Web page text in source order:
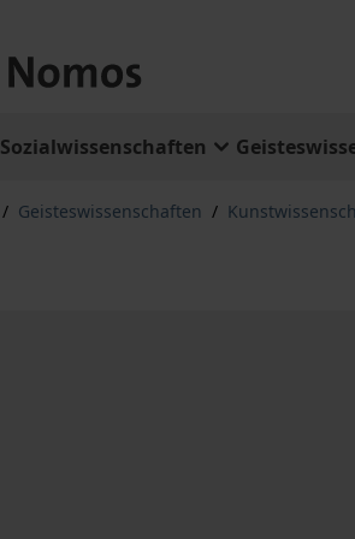
Sozialwissenschaften
/ Geisteswissenschaften /